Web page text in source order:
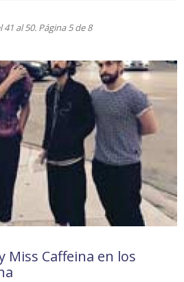
al 50. Página 5 de 8
Miss Caffeina en los